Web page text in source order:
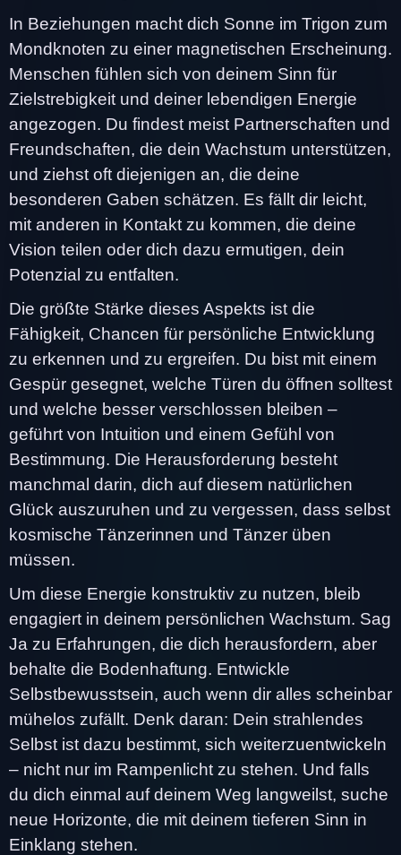
In Beziehungen macht dich Sonne im Trigon zum
Mondknoten zu einer magnetischen Erscheinung.
Menschen fühlen sich von deinem Sinn für
Zielstrebigkeit und deiner lebendigen Energie
angezogen. Du findest meist Partnerschaften und
Freundschaften, die dein Wachstum unterstützen,
und ziehst oft diejenigen an, die deine
besonderen Gaben schätzen. Es fällt dir leicht,
mit anderen in Kontakt zu kommen, die deine
Vision teilen oder dich dazu ermutigen, dein
Potenzial zu entfalten.
Die größte Stärke dieses Aspekts ist die
Fähigkeit, Chancen für persönliche Entwicklung
zu erkennen und zu ergreifen. Du bist mit einem
Gespür gesegnet, welche Türen du öffnen solltest
und welche besser verschlossen bleiben –
geführt von Intuition und einem Gefühl von
Bestimmung. Die Herausforderung besteht
manchmal darin, dich auf diesem natürlichen
Glück auszuruhen und zu vergessen, dass selbst
kosmische Tänzerinnen und Tänzer üben
müssen.
Um diese Energie konstruktiv zu nutzen, bleib
engagiert in deinem persönlichen Wachstum. Sag
Ja zu Erfahrungen, die dich herausfordern, aber
behalte die Bodenhaftung. Entwickle
Selbstbewusstsein, auch wenn dir alles scheinbar
mühelos zufällt. Denk daran: Dein strahlendes
Selbst ist dazu bestimmt, sich weiterzuentwickeln
– nicht nur im Rampenlicht zu stehen. Und falls
du dich einmal auf deinem Weg langweilst, suche
neue Horizonte, die mit deinem tieferen Sinn in
Einklang stehen.